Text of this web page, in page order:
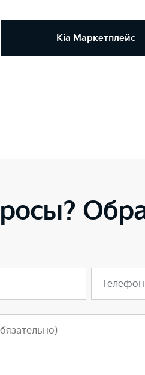
Kia Маркетплейс
Телефон